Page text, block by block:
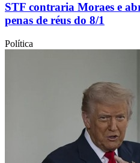
STF contraria Moraes e
penas de réus do 8/1
Política